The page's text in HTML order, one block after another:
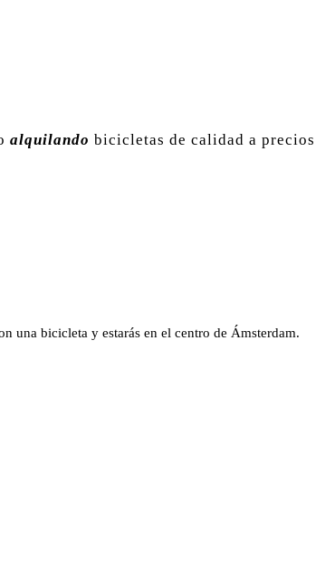
alquilando bicicletas de calidad a precios
una bicicleta y estarás en el centro de Ámsterdam.